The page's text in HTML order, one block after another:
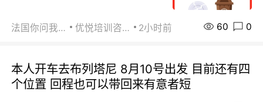
法国你问我答 优悦培训咨询 2小时前 60 0
本人开车去布列塔尼 8月10号出发 目前还有四
个位置 回程也可以带回来有意者短